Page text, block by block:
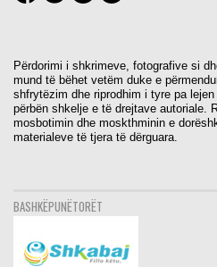
Përdorimi i shkrimeve, fotografive si
mund të bëhet vetëm duke e
shfrytëzim dhe riprodhim i tyre pa
përbën shkelje e të drejtave autoriale.
mosbotimin dhe moskthminin e
materialeve të tjera të dërguara.
BASHKËPUNËTORËT